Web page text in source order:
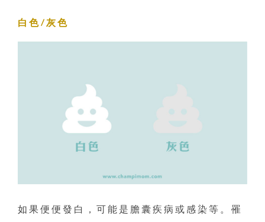
白色/灰色
如果便便發白，可能是膽囊疾病或感染等。罹